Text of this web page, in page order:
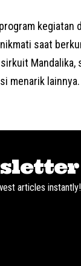
kegiatan
saat
Mandalika,
menarik
articles instantly!